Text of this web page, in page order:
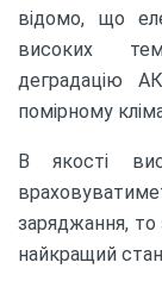
відомо, що
високих
деградацію
помірному
В якості
заряджання,
найкращий